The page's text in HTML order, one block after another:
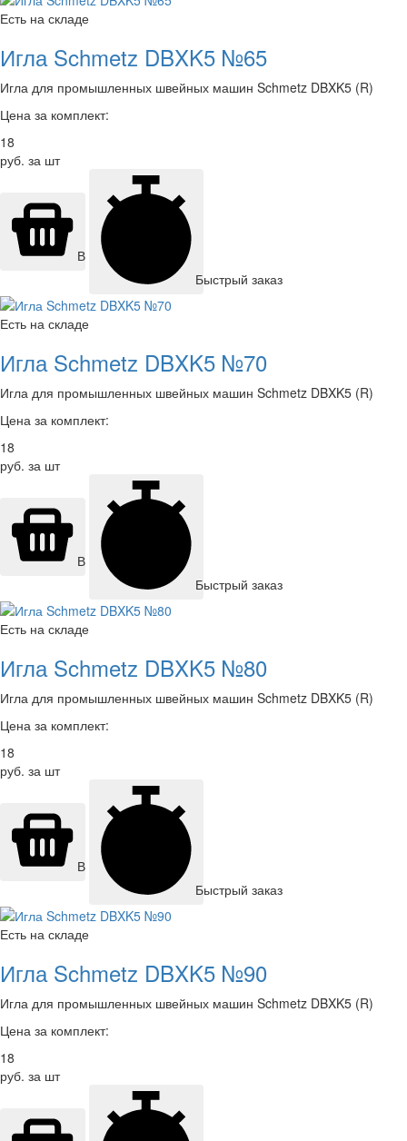
Есть на складе
Игла Schmetz DBXK5 №65
Игла для промышленных швейных машин Schmetz DBXK5 (R)
Цена за комплект:
18
руб. за шт
В корзину
Быстрый заказ
Есть на складе
Игла Schmetz DBXK5 №70
Игла для промышленных швейных машин Schmetz DBXK5 (R)
Цена за комплект:
18
руб. за шт
В корзину
Быстрый заказ
Есть на складе
Игла Schmetz DBXK5 №80
Игла для промышленных швейных машин Schmetz DBXK5 (R)
Цена за комплект:
18
руб. за шт
В корзину
Быстрый заказ
Есть на складе
Игла Schmetz DBXK5 №90
Игла для промышленных швейных машин Schmetz DBXK5 (R)
Цена за комплект:
18
руб. за шт